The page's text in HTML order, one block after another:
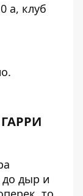
а, клуб
до дыр и